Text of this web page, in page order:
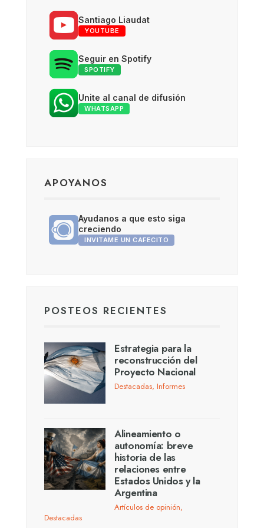
Santiago Liaudat
YOUTUBE
Seguir en Spotify
SPOTIFY
Unite al canal de difusión
WHATSAPP
APOYANOS
Ayudanos a que esto siga
creciendo
INVITAME UN CAFECITO
POSTEOS RECIENTES
Estrategia para la
reconstrucción del
Proyecto Nacional
Destacadas, Informes
Alineamiento o
autonomía: breve
historia de las
relaciones entre
Estados Unidos y la
Argentina
Artículos de opinión,
Destacadas